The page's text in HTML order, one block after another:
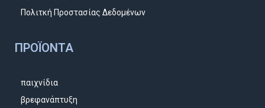
Πολιτκή Προστασίας Δεδομένων
ΠΡΟΪΌΝΤΑ
παιχνίδια
βρεφανάπτυξη